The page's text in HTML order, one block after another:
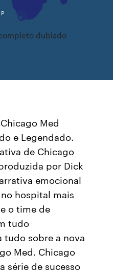
dublado
Med
e Legendado.
de Chicago
por Dick
emocional
hospital mais
o time de
tudo
tudo sobre a nova
Med. Chicago
série de sucesso